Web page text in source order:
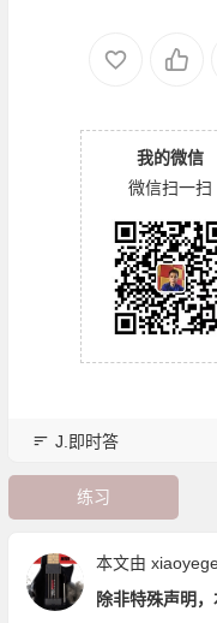
我的微信
微信扫一扫
J.即时答
练习
本文由
除非特殊声明